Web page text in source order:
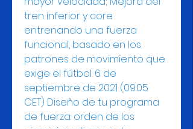
tren inferior y core
entrenando una fuerza
funcional, basado en los
patrones de movimiento que
exige el fútbol. 6 de
septiembre de 2021 (09:05
CET) Diseño de tu programa
de fuerza: orden de los